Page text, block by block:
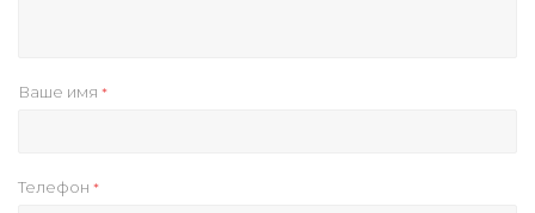
Ваше имя *
Телефон *